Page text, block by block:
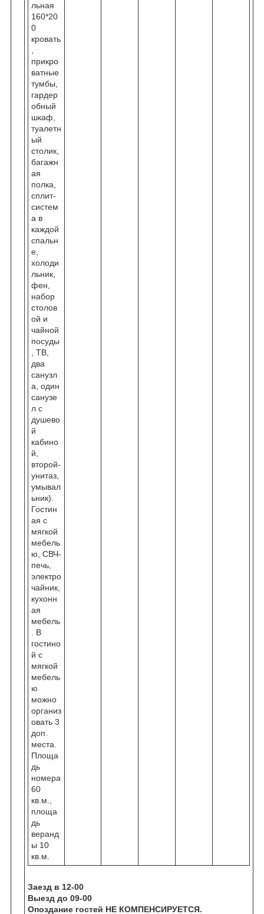
льная
160*20
0
кровать
,
прикро
ватные
тумбы,
гардер
обный
шкаф,
туалетн
ый
столик,
багажн
ая
полка,
сплит-
систем
а в
каждой
спальн
е,
холоди
льник,
фен,
набор
столов
ой и
чайной
посуды
, ТВ,
два
санузл
а, один
санузе
л с
душево
й
кабино
й,
второй-
унитаз,
умывал
ьник).
Гостин
ая с
мягкой
мебель
ю, СВЧ-
печь,
электро
чайник,
кухонн
ая
мебель
. В
гостино
й с
мягкой
мебель
ю
можно
организ
овать 3
доп.
места.
Площа
дь
номера
60
кв.м.,
площа
дь
веранд
ы 10
кв.м.
Заезд в 12-00
Выезд до 09-00
Опоздание гостей НЕ КОМПЕНСИРУЕТСЯ.